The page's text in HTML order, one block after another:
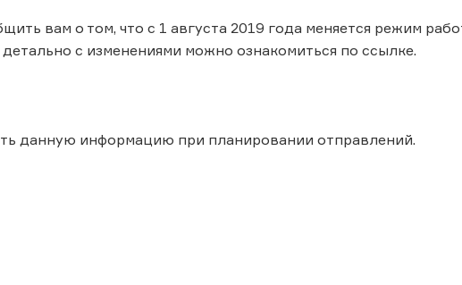
вам о том, что с 1 августа 2019 года меняется режим
с изменениями можно ознакомиться по ссылке.
данную информацию при планировании отправлений.